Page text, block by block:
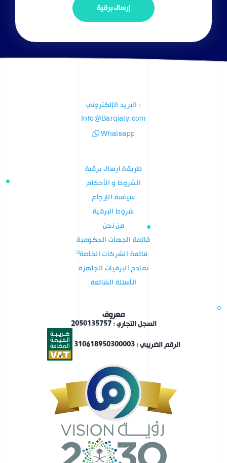
إرسال برقية
: البريد الإلكتروني
Info@Barqiaty.com
Whatsapp
طريقة ارسال برقية
الشروط و الأحكام
سياسة الإرجاع
شروط البرقية
من نحن
قائمة الجهات الحكومية
قائمة الشركات الخاصة
نماذج البرقيات الجاهزة
الأسئلة الشائعة
معروف
السجل التجاري : 2050135757
الرقم الضريبي : 310618950300003